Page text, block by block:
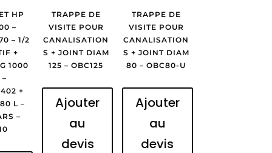
HP
–
– 1/2
+
1000
–
+
L –
–
TRAPPE DE
VISITE POUR
CANALISATION
S + JOINT DIAM
125 – OBC125
Ajouter
au
devis
TRAPPE DE
VISITE POUR
CANALISATION
S + JOINT DIAM
80 – OBC80-U
Ajouter
au
devis